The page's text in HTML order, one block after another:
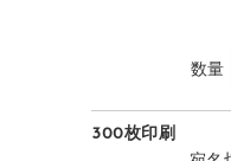
数量
300枚印刷